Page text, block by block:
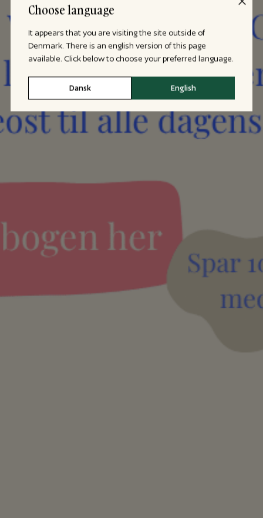
Choose language
It appears that you are visiting the site outside of
Denmark. There is an english version of this page
available. Click below to choose your preferred language.
Dansk English